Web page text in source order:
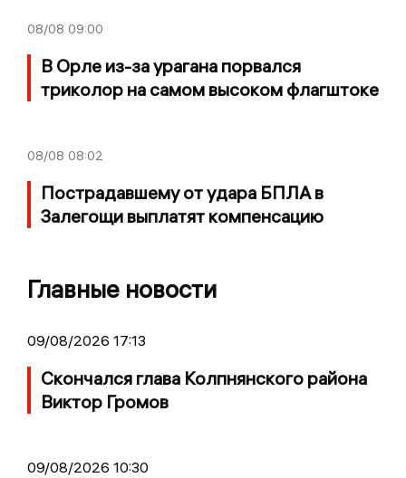
08/08 09:00
В Орле из-за урагана порвался
триколор на самом высоком флагштоке
08/08 08:02
Пострадавшему от удара БПЛА в
Залегощи выплатят компенсацию
Главные новости
09/08/2026 17:13
Скончался глава Колпнянского района
Виктор Громов
09/08/2026 10:30